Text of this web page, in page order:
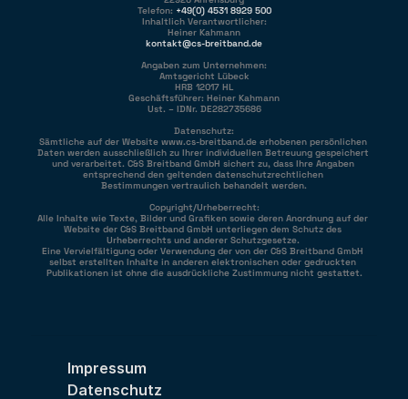
Telefon: +49(0) 4531 8929 500
Inhaltlich Verantwortlicher:
Heiner Kahmann
kontakt@cs-breitband.de
Angaben zum Unternehmen:
Amtsgericht Lübeck
HRB 12017 HL
Geschäftsführer: Heiner Kahmann
Ust. – IDNr. DE282735686
Datenschutz:
Sämtliche auf der Website www.cs-breitband.de erhobenen persönlichen
Daten werden ausschließlich zu Ihrer individuellen Betreuung gespeichert
und verarbeitet. C&S Breitband GmbH sichert zu, dass Ihre Angaben
entsprechend den geltenden datenschutzrechtlichen
Bestimmungen vertraulich behandelt werden.
Copyright/Urheberrecht:
Alle Inhalte wie Texte, Bilder und Grafiken sowie deren Anordnung auf der
Website der C&S Breitband GmbH unterliegen dem Schutz des
Urheberrechts und anderer Schutzgesetze.
Eine Vervielfältigung oder Verwendung der von der C&S Breitband GmbH
selbst erstellten Inhalte in anderen elektronischen oder gedruckten
Publikationen ist ohne die ausdrückliche Zustimmung nicht gestattet.
Impressum
Datenschutz